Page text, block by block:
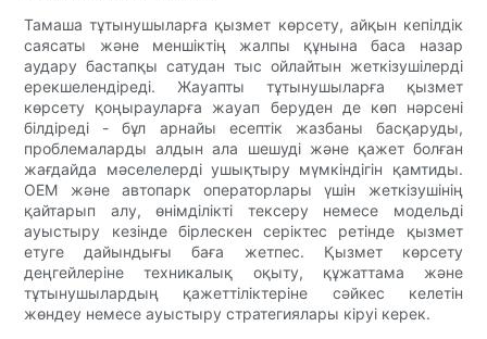
Тамаша тұтынушыларға қызмет көрсету, айқын кепілдік
саясаты және меншіктің жалпы құнына баса назар
аудару бастапқы сатудан тыс ойлайтын жеткізушілерді
ерекшелендіреді. Жауапты тұтынушыларға қызмет
көрсету қоңырауларға жауап беруден де көп нәрсені
білдіреді - бұл арнайы есептік жазбаны басқаруды,
проблемаларды алдын ала шешуді және қажет болған
жағдайда мәселелерді ушықтыру мүмкіндігін қамтиды.
OEM және автопарк операторлары үшін жеткізушінің
қайтарып алу, өнімділікті тексеру немесе модельді
ауыстыру кезінде бірлескен серіктес ретінде қызмет
етуге дайындығы баға жетпес. Қызмет көрсету
деңгейлеріне техникалық оқыту, құжаттама және
тұтынушылардың қажеттіліктеріне сәйкес келетін
жөндеу немесе ауыстыру стратегиялары кіруі керек.